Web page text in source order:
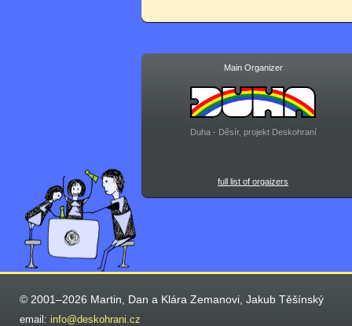
Main Organizer
Duha - Děsír, projekt Deskohraní
full list of orgaizers
© 2001–2026 Martin, Dan a Klára Zemanovi, Jakub Těšínský
email: info@deskohrani.cz